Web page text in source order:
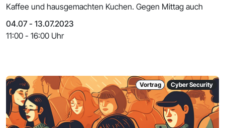
Kaffee und hausgemachten Kuchen. Gegen Mittag auch
04.07 - 13.07.2023
11:00 - 16:00 Uhr
Vortrag Cyber Security